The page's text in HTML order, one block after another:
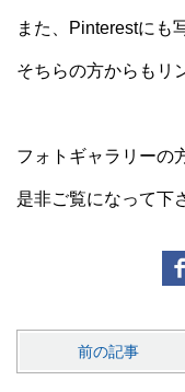
また、Pinterestにも
そちらの方からもリ
フォトギャラリーの
是非ご覧になって下
前の記事